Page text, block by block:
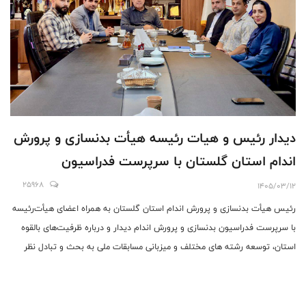
دیدار رئیس و هیات رئیسه هیأت بدنسازی و پرورش
اندام استان گلستان با سرپرست فدراسیون
1405/03/12
25968
رئیس هیأت بدنسازی و پرورش اندام استان گلستان به همراه اعضای هیأت‌رئیسه
با سرپرست فدراسیون بدنسازی و پرورش اندام دیدار و درباره ظرفیت‌های بالقوه
استان، توسعه رشته های مختلف و میزبانی مسابقات ملی به بحث و تبادل نظر